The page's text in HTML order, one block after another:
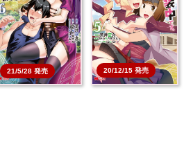
21/5/28 発売 20/12/15 発売